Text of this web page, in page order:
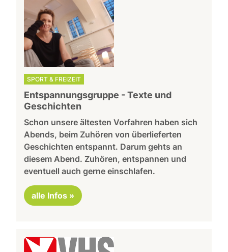
SPORT & FREIZEIT
Entspannungsgruppe - Texte und
Geschichten
Schon unsere ältesten Vorfahren haben sich
Abends, beim Zuhören von überlieferten
Geschichten entspannt. Darum gehts an
diesem Abend. Zuhören, entspannen und
eventuell auch gerne einschlafen.
alle Infos »